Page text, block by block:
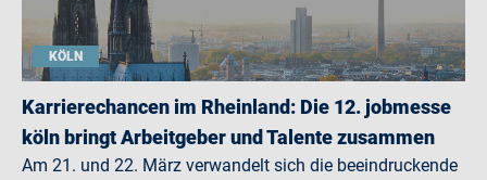
KÖLN
Karrierechancen im Rheinland: Die 12. jobmesse
köln bringt Arbeitgeber und Talente zusammen
Am 21. und 22. März verwandelt sich die beeindruckende